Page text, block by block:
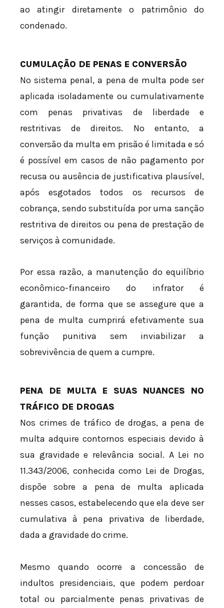
ao atingir diretamente o patrimônio do
condenado.
CUMULAÇÃO DE PENAS E CONVERSÃO
No sistema penal, a pena de multa pode ser
aplicada isoladamente ou cumulativamente
com penas privativas de liberdade e
restritivas de direitos. No entanto, a
conversão da multa em prisão é limitada e só
é possível em casos de não pagamento por
recusa ou ausência de justificativa plausível,
após esgotados todos os recursos de
cobrança, sendo substituída por uma sanção
restritiva de direitos ou pena de prestação de
serviços à comunidade.
Por essa razão, a manutenção do equilíbrio
econômico-financeiro do infrator é
garantida, de forma que se assegure que a
pena de multa cumprirá efetivamente sua
função punitiva sem inviabilizar a
sobrevivência de quem a cumpre.
PENA DE MULTA E SUAS NUANCES NO
TRÁFICO DE DROGAS
Nos crimes de tráfico de drogas, a pena de
multa adquire contornos especiais devido à
sua gravidade e relevância social. A Lei nº
11.343/2006, conhecida como Lei de Drogas,
dispõe sobre a pena de multa aplicada
nesses casos, estabelecendo que ela deve ser
cumulativa à pena privativa de liberdade,
dada a gravidade do crime.
Mesmo quando ocorre a concessão de
indultos presidenciais, que podem perdoar
total ou parcialmente penas privativas de